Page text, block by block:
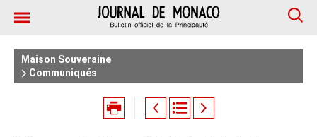
Maison Souveraine
Communiqués